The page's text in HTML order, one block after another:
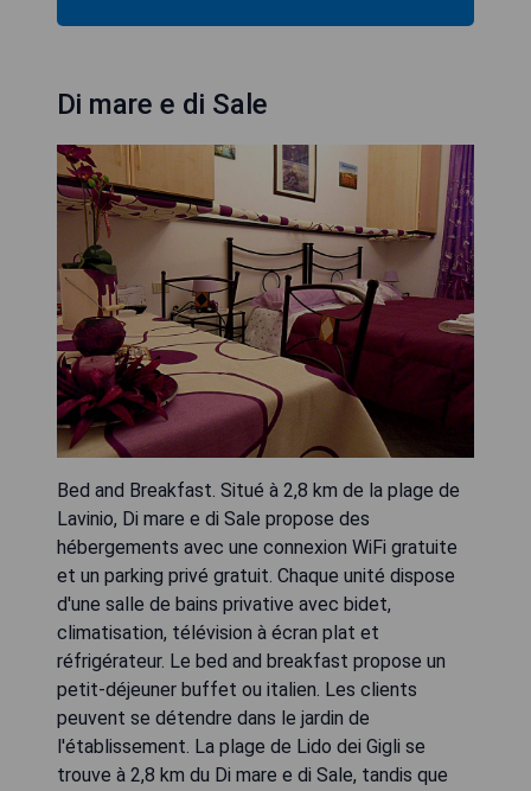
Di mare e di Sale
Bed and Breakfast. Situé à 2,8 km de la plage de
Lavinio, Di mare e di Sale propose des
hébergements avec une connexion WiFi gratuite
et un parking privé gratuit. Chaque unité dispose
d'une salle de bains privative avec bidet,
climatisation, télévision à écran plat et
réfrigérateur. Le bed and breakfast propose un
petit-déjeuner buffet ou italien. Les clients
peuvent se détendre dans le jardin de
l'établissement. La plage de Lido dei Gigli se
trouve à 2,8 km du Di mare e di Sale, tandis que